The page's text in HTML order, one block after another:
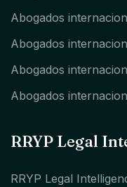
Abogados
Abogados
Abogados
Abogados
RRYP Legal
RRYP Legal